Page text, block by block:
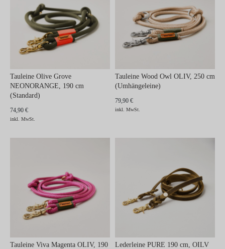
Tauleine Olive Grove
NEONORANGE, 190 cm
(Standard)
74,90 €
inkl. MwSt.
Tauleine Wood Owl OLIV, 250 cm
(Umhängeleine)
79,90 €
inkl. MwSt.
Tauleine Viva Magenta OLIV, 190
Lederleine PURE 190 cm, OILV